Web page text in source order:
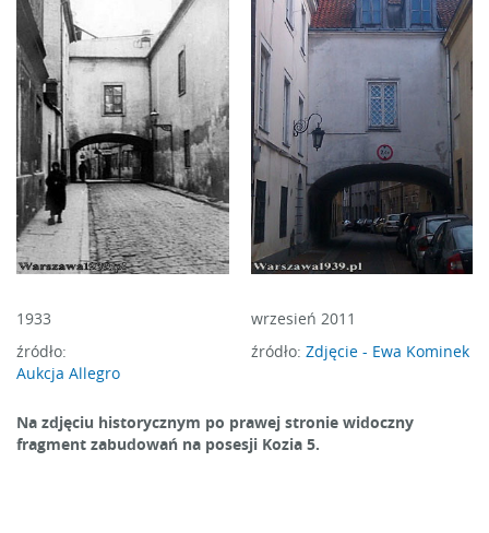
1933
źródło:
Aukcja Allegro
wrzesień 2011
źródło: Zdjęcie - Ewa Kominek
Na zdjęciu historycznym po prawej stronie widoczny
fragment zabudowań na posesji Kozia 5.